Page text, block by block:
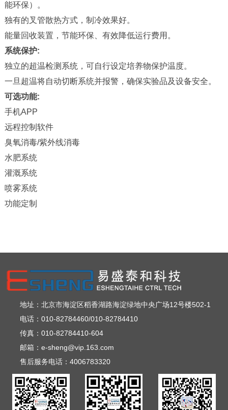
能环保）。
独有的叉管散热方式，制冷效果好。
能量回收装置，节能环保、有效降低运行费用。
系统保护:
独立的超温检测系统，可自行设定培养物保护温度。
一旦超温将自动切断系统并报警，确保实验品及设备安全。
可选功能:
手机APP
远程控制软件
臭氧消毒/紫外线消毒
水肥系统
灌溉系统
喷雾系统
功能定制
地址：北京市海淀区稻香湖路海淀绿地中央广场12号楼502-1
电话：010-82784460/010-82784410
传真：010-82784410-604
邮箱：e-sheng@vip.163.com
售后服务电话：4006783320